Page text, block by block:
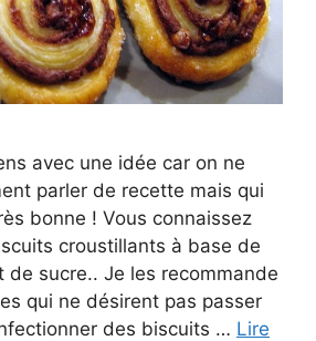
avec une idée car on ne
parler de recette mais qui
bonne ! Vous connaissez
croustillants à base de
de sucre.. Je les recommande
qui ne désirent pas passer
des biscuits … Lire